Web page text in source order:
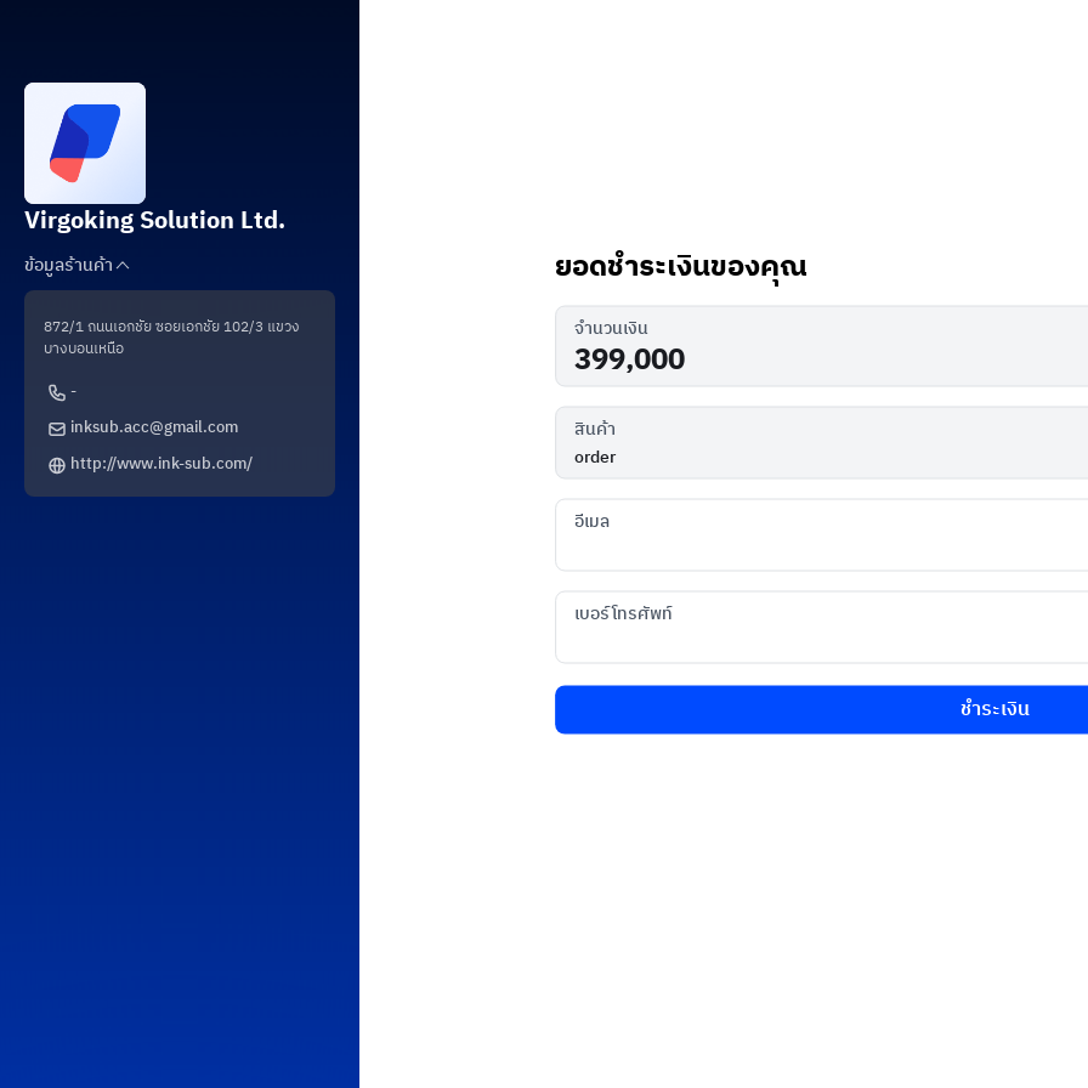
Virgoking Solution Ltd.
ข้อมูลร้านค้า
872/1 ถนนเอกชัย ซอยเอกชัย 102/3 แขวง
บางบอนเหนือ
-
inksub.acc@gmail.com
http://www.ink-sub.com/
ยอดชำระเงินของคุณ
จำนวนเงิน
สินค้า
อีเมล
เบอร์โทรศัพท์
ชำระเงิน